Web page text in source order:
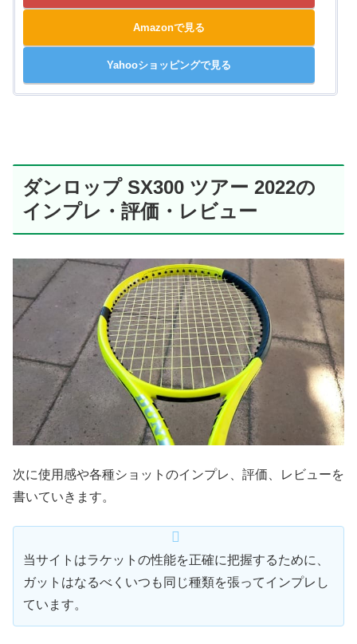
Amazonで見る
Yahooショッピングで見る
ダンロップ SX300 ツアー 2022の
インプレ・評価・レビュー
次に使用感や各種ショットのインプレ、評価、レビューを
書いていきます。
当サイトはラケットの性能を正確に把握するために、
ガットはなるべくいつも同じ種類を張ってインプレし
ています。